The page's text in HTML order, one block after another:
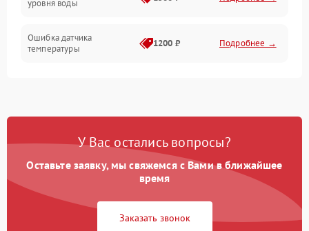
уровня воды
Ошибка датчика
температуры
1200 ₽ Подробнее →
Ошибка платы управления 1500 ₽ Подробнее →
1200 ₽
Не сохраняет настройки Подробнее →
1500 ₽ Подробнее →
У Вас остались вопросы?
Оставьте заявку, мы свяжемся с Вами в ближайшее
время
Заказать звонок